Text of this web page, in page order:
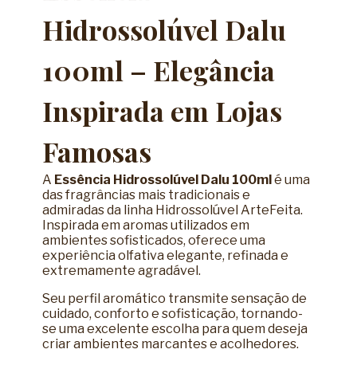
Hidrossolúvel Dalu
100ml – Elegância
Inspirada em Lojas
Famosas
A Essência Hidrossolúvel Dalu 100ml é uma
das fragrâncias mais tradicionais e
admiradas da linha Hidrossolúvel ArteFeita.
Inspirada em aromas utilizados em
ambientes sofisticados, oferece uma
experiência olfativa elegante, refinada e
extremamente agradável.
Seu perfil aromático transmite sensação de
cuidado, conforto e sofisticação, tornando-
se uma excelente escolha para quem deseja
criar ambientes marcantes e acolhedores.